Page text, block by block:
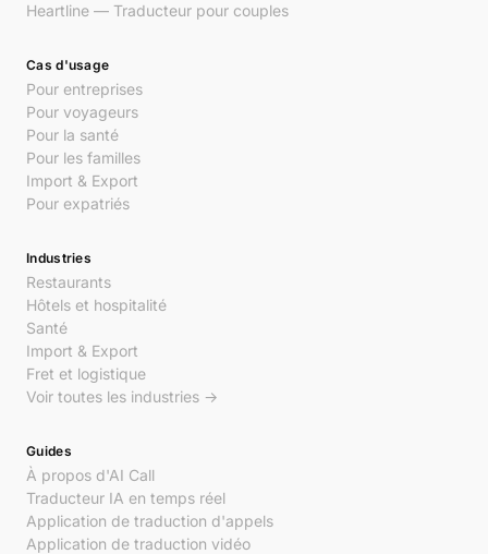
Heartline — Traducteur pour couples
Cas d'usage
Pour entreprises
Pour voyageurs
Pour la santé
Pour les familles
Import & Export
Pour expatriés
Industries
Restaurants
Hôtels et hospitalité
Santé
Import & Export
Fret et logistique
Voir toutes les industries →
Guides
À propos d'AI Call
Traducteur IA en temps réel
Application de traduction d'appels
Application de traduction vidéo